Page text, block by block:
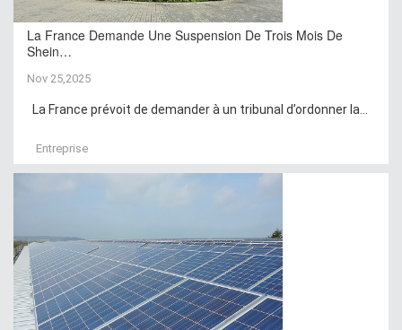
La France Demande Une Suspension De Trois Mois De
Shein…
Nov 25,2025
La France prévoit de demander à un tribunal d’ordonner la...
Entreprise